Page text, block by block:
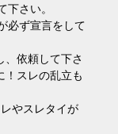
さい。
必ず宣言をして
、依頼して下さ
！スレの乱立も
やスレタイが